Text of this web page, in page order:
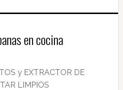
en cocina
y EXTRACTOR DE
LIMPIOS